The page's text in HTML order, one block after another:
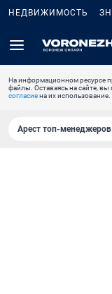
НЕДВИЖИМОСТЬ
На информационном ресурсе
файлы. Оставаясь на сайте, вы
согласиена их использование.
Арест топ-